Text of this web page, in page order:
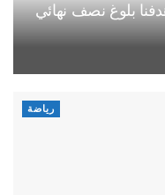
بلوغ نصف نهائي
رياضة